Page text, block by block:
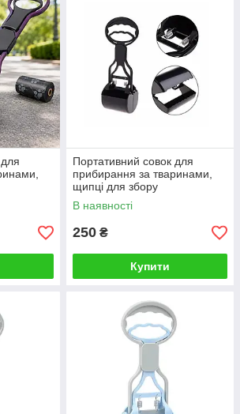
Портативний совок для
прибирання за тваринами,
щипці для збору
екскрементів собак і котів
Чорний
В наявності
250 ₴
Купити